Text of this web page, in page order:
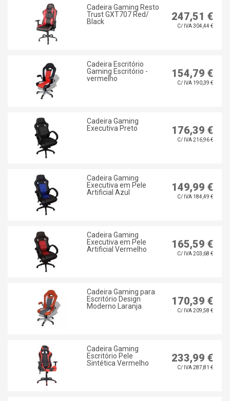
Cadeira Gaming Resto
Trust GXT707 Red/
Black
247,51 €
C/ IVA 304,44 €
Cadeira Escritório
Gaming Escritório -
vermelho
154,79 €
C/ IVA 190,39 €
Cadeira Gaming
Executiva Preto
176,39 €
C/ IVA 216,96 €
Cadeira Gaming
Executiva em Pele
Artificial Azul
149,99 €
C/ IVA 184,49 €
Cadeira Gaming
Executiva em Pele
Artificial Vermelho
165,59 €
C/ IVA 203,68 €
Cadeira Gaming para
Escritório Design
Moderno Laranja
170,39 €
C/ IVA 209,58 €
Cadeira Gaming
Escritório Pele
Sintética Vermelho
233,99 €
C/ IVA 287,81 €